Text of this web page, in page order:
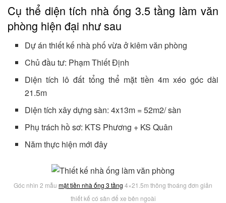
Cụ thể diện tích nhà ống 3.5 tầng làm văn
phòng hiện đại như sau
Dự án thiết kế nhà phố vừa ở kiêm văn phòng
Chủ đầu tư: Phạm Thiết Định
Diện tích lô đất tổng thể mặt tiền 4m xéo góc dài
21.5m
Diện tích xây dựng sàn: 4x13m = 52m2/ sàn
Phụ trách hồ sơ: KTS Phương + KS Quân
Năm thực hiện mới đây
Góc nhìn 2 mẫu mặt tiền nhà ống 3 tầng 4×21.5m thông thoáng đơn giản
thiết kế có sân để xe bên ngoài